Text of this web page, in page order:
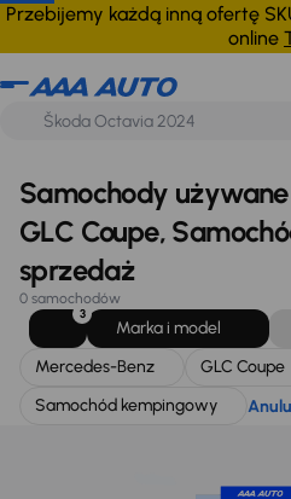
Przebijemy każdą inną ofertę
online
Mercedes-Benz GLC Coupe
Samochody
GLC Coupe,
sprzedaż
0 samochodów
3
Marka i model
Mercedes-Benz
GLC Coupe
Samochód kempingowy